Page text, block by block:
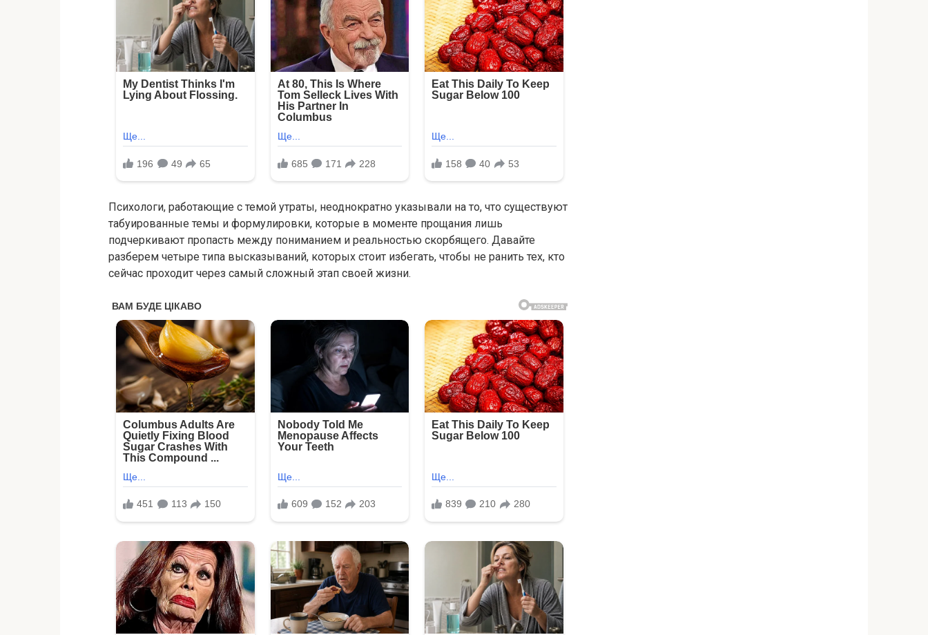
Психологи, работающие с темой утраты, неоднократно указывали на то, что существуют
табуированные темы и формулировки, которые в моменте прощания лишь
подчеркивают пропасть между пониманием и реальностью скорбящего. Давайте
разберем четыре типа высказываний, которых стоит избегать, чтобы не ранить тех, кто
сейчас проходит через самый сложный этап своей жизни.